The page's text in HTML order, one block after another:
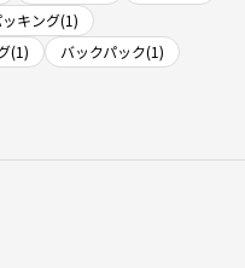
ッキング(1)
(1)
バックパック(1)